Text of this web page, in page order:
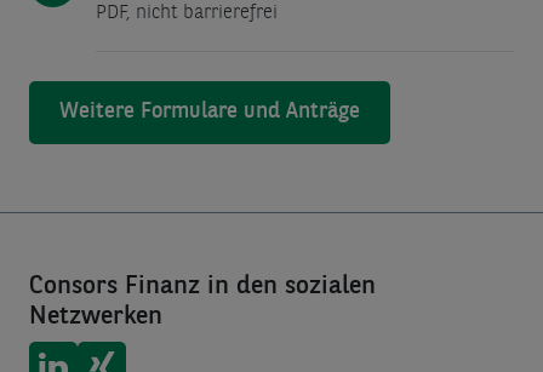
PDF, nicht barrierefrei
Weitere Formulare und Anträge
Consors Finanz in den sozialen
Netzwerken
Consors Finanz auf
Consors Finanz auf